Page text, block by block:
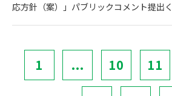
応方針（案）」パブリックコメント提出
1 ... 10 11